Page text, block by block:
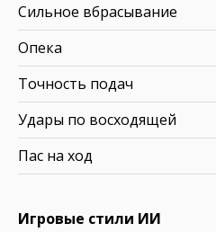
Сильное вбрасывание
Опека
Точность подач
Удары по восходящей
Пас на ход
Игровые стили ИИ